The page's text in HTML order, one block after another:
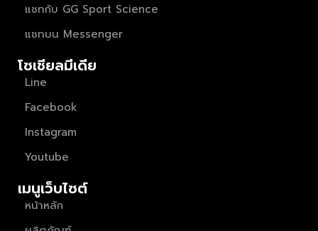
แชทกับ GG Sport Science
แชทบน Messenger
โซเชียลมีเดีย
Line
Facebook
Instagram
Youtube
เมนูเว็บไซต์
หน้าหลัก